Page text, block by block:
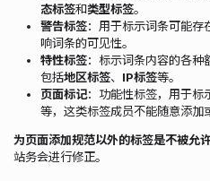
态标签和类型标签。
警告标签：用于标示词条可能存
响词条的可见性。
特性标签：标示词条内容的各种
包括地区标签、 IP标签等。
页面标记：功能性标签，用于标
等，这类标签成员不能随意添加
为页面添加规范以外的标签是不被允
站务会进行修正。